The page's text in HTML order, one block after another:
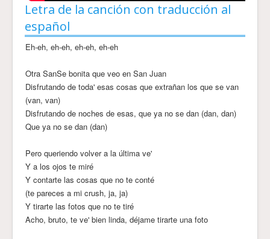
Letra de la canción con traducción al
español
Eh-eh, eh-eh, eh-eh, eh-eh
Otra SanSe bonita que veo en San Juan
Disfrutando de toda' esas cosas que extrañan los que se van
(van, van)
Disfrutando de noches de esas, que ya no se dan (dan, dan)
Que ya no se dan (dan)
Pero queriendo volver a la última ve'
Y a los ojos te miré
Y contarte las cosas que no te conté
(te pareces a mi crush, ja, ja)
Y tirarte las fotos que no te tiré
Acho, bruto, te ve' bien linda, déjame tirarte una foto